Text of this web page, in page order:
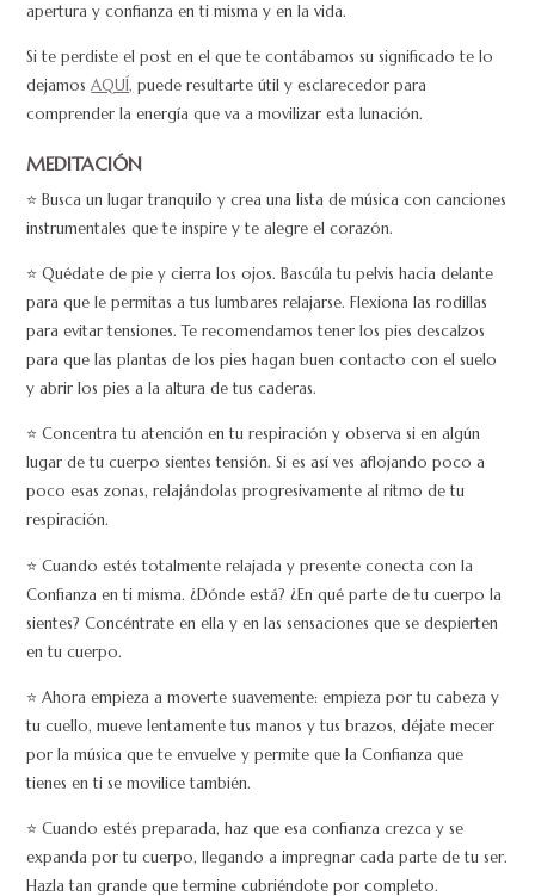
apertura y confianza en ti misma y en la vida.
Si te perdiste el post en el que te contábamos su significado te lo
dejamosAQUÍ, puede resultarte útil y esclarecedor para
comprender la energía que va a movilizar esta lunación.
MEDITACIÓN
⭐ Busca un lugar tranquilo y crea una lista de música con canciones
instrumentales que te inspire y te alegre el corazón.
⭐ Quédate de pie y cierra los ojos. Bascúla tu pelvis hacia delante
para que le permitas a tus lumbares relajarse. Flexiona las rodillas
para evitar tensiones. Te recomendamos tener los pies descalzos
para que las plantas de los pies hagan buen contacto con el suelo
y abrir los pies a la altura de tus caderas.
⭐ Concentra tu atención en tu respiración y observa si en algún
lugar de tu cuerpo sientes tensión. Si es así ves aflojando poco a
poco esas zonas, relajándolas progresivamente al ritmo de tu
respiración.
⭐ Cuando estés totalmente relajada y presente conecta con la
Confianza en ti misma. ¿Dónde está? ¿En qué parte de tu cuerpo la
sientes? Concéntrate en ella y en las sensaciones que se despierten
en tu cuerpo.
⭐ Ahora empieza a moverte suavemente: empieza por tu cabeza y
tu cuello, mueve lentamente tus manos y tus brazos, déjate mecer
por la música que te envuelve y permite que la Confianza que
tienes en ti se movilice también.
⭐ Cuando estés preparada, haz que esa confianza crezca y se
expanda por tu cuerpo, llegando a impregnar cada parte de tu ser.
Hazla tan grande que termine cubriéndote por completo.